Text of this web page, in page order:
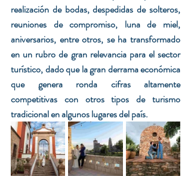
realización de bodas, despedidas de solteros,
reuniones de compromiso, luna de miel,
aniversarios, entre otros, se ha transformado
en un rubro de gran relevancia para el sector
turístico, dado que la gran derrama económica
que genera ronda cifras altamente
competitivas con otros tipos de turismo
tradicional en algunos lugares del país.